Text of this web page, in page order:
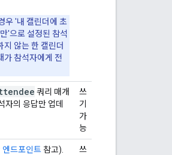
우 '내 캘린더에 초
'으로 설정된 참석
않는 한 캘린더
가 참석자에게 전
쿼리 매개
자의 응답만 업데
쓰
기
가
능
엔드포인트 참고). 쓰